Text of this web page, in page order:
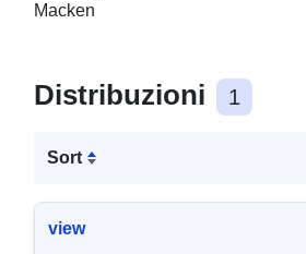
Macken
Distribuzioni 1
Sort
view